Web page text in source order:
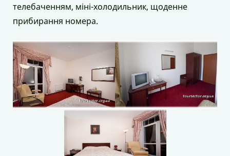
телебаченням, міні-холодильник, щоденне
прибирання номера.